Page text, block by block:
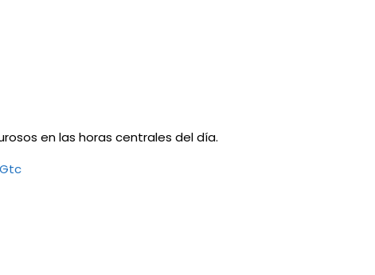
en las horas centrales del día.